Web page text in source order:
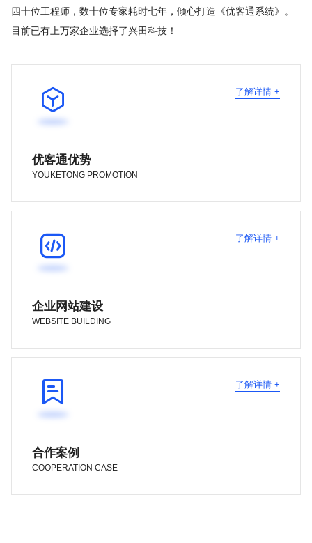
四十位工程师，数十位专家耗时七年，倾心打造《优客通系统》。
目前已有上万家企业选择了兴田科技！

优客通优势
YOUKETONG PROMOTION
了解详情 +

企业网站建设
WEBSITE BUILDING
了解详情 +

合作案例
COOPERATION CASE
了解详情 +